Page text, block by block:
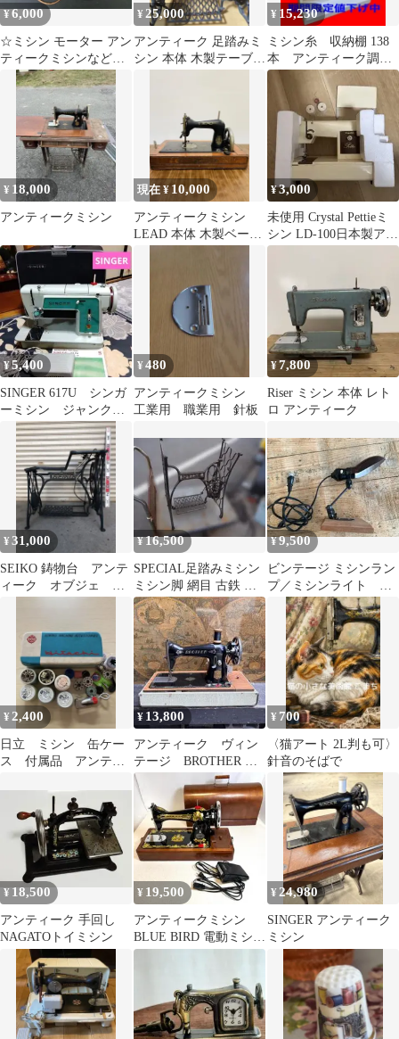
¥6,000
☆ミシン モーター アン
ティークミシンなどを
簡単電動化☆ミシンモ
ーター150Wキット☆
¥ 25,000
アンティーク 足踏みミ
シン 本体 木製テーブル
¥ 15,230
ミシン糸 収納棚 138
本 アンティーク調
刺繍糸 ミシン 収
納 棚 DIY
¥ 18,000
アンティークミシン
現在 ¥10,000
アンティークミシン
LEAD 本体 木製ベース
¥3,000
未使用 Crystal Pettieミ
シン LD-100日本製アン
ティーク箱付
¥5,400
SINGER 617U シンガ
ーミシン ジャンク
品 アンティークミシ
¥480
アンティークミシン
工業用 職業用 針板
¥7,800
Riser ミシン 本体 レト
ロ アンティーク
¥31,000
SEIKO 鋳物台 アンテ
ィーク オブジェ セ
¥16,500
SPECIAL足踏みミシン
ミシン脚 網目 古鉄 ア
ンティーク 現状品
¥9,500
ビンテージ ミシンラン
プ／ミシンライト ア
ンティーク レトロ イン
ダストリアル
¥2,400
日立 ミシン 缶ケー
ス 付属品 アンティ
¥ 13,800
アンティーク ヴィン
テージ BROTHER 職
業用ミシン
¥ 700
〈猫アート 2L判も可〉
針音のそばで
¥ 18,500
アンティーク 手回し
NAGATOトイミシン
¥ 19,500
アンティークミシン
BLUE BIRD 電動ミシン
✨️完動品✨️ 超希少
¥24,980
SINGER アンティーク
ミシン